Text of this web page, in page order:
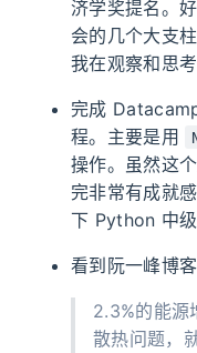
济学奖提名。
会的几个大支
我在观察和思
完成
程。主要是用
操作。虽然这
完非常有成就
下 Python 中级
看到阮一峰博
2.3%的能源
散热问题，